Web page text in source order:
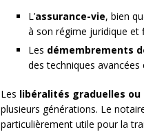
L’assurance-vie, bien
à son régime juridique et
Les démembrements
des techniques
Les libéralités graduelles ou
plusieurs générations. Le
particulièrement utile pour la